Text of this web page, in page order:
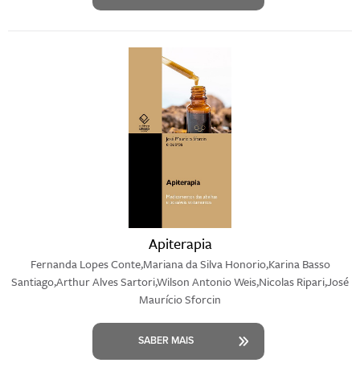
Apiterapia
Fernanda Lopes Conte,Mariana da Silva Honorio,Karina Basso
Santiago,Arthur Alves Sartori,Wilson Antonio Weis,Nicolas Ripari,José
Maurício Sforcin
SABER MAIS